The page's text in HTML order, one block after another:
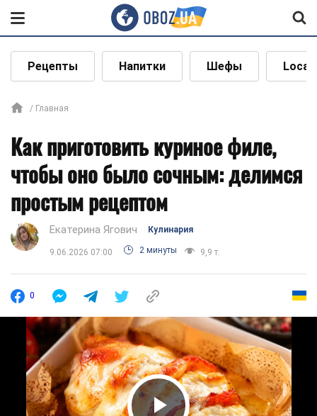
Рецепты Напитки Шефы Local
Главная
Как приготовить куриное филе,
чтобы оно было сочным: делимся
простым рецептом
Екатерина Ягович Кулинария
9.06.2026 07:00 2 минуты 9,9 т.
0